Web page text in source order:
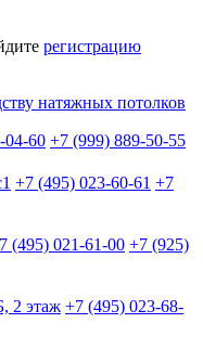
регистрацию
04-60 +7 (999) 889-50-55
+7 (495) 023-60-61 +7
(495) 021-61-00 +7 (925)
2 этаж +7 (495) 023-68-